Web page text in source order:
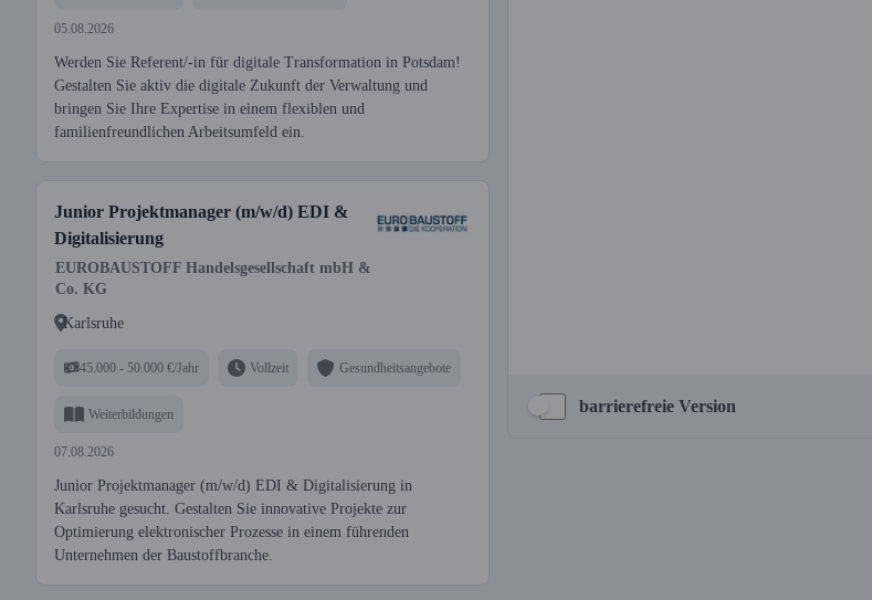
05.08.2026
Werden Sie Referent/-in für digitale Transformation in Potsdam!
Gestalten Sie aktiv die digitale Zukunft der Verwaltung und
bringen Sie Ihre Expertise in einem flexiblen und
familienfreundlichen Arbeitsumfeld ein.
Junior Projektmanager (m/w/d) EDI &
Digitalisierung
EUROBAUSTOFF Handelsgesellschaft mbH &
Co. KG
Karlsruhe
45.000 - 50.000 €/Jahr Vollzeit Gesundheitsangebote
Weiterbildungen
07.08.2026
Junior Projektmanager (m/w/d) EDI & Digitalisierung in
Karlsruhe gesucht. Gestalten Sie innovative Projekte zur
Optimierung elektronischer Prozesse in einem führenden
Unternehmen der Baustoffbranche.
barrierefreie Version